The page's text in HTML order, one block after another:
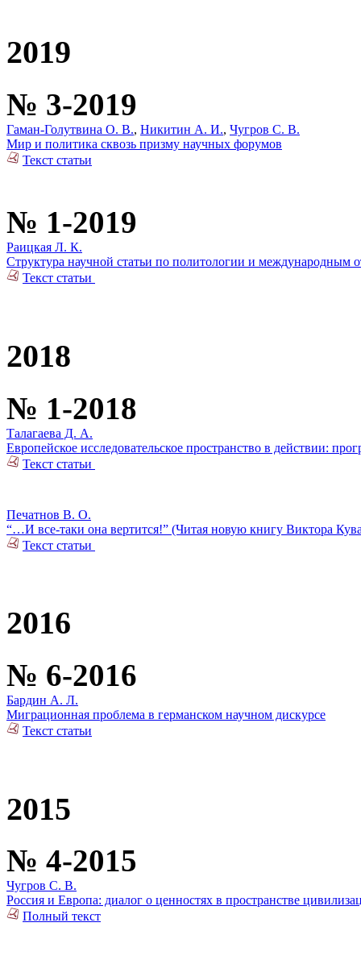
2019
№ 3-2019
Гаман-Голутвина О. В., Никитин А. И., Чугров С. В.
Мир и политика сквозь призму научных форумов
Текст статьи
№ 1-2019
Раицкая Л. К.
Структура научной статьи по политологии и международным
Текст статьи
2018
№ 1-2018
Талагаева Д. А.
Европейское исследовательское пространство в действии:
Текст статьи
Печатнов В. О.
“…И все-таки она вертится!” (Читая новую книгу Виктора
Текст статьи
2016
№ 6-2016
Бардин А. Л.
Миграционная проблема в германском научном дискурсе
Текст статьи
2015
№ 4-2015
Чугров С. В.
Россия и Европа: диалог о ценностях в пространстве
Полный текст